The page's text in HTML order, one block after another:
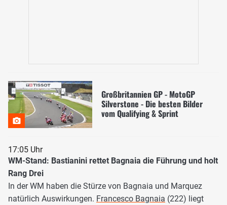
Großbritannien GP - MotoGP
Silverstone - Die besten Bilder
vom Qualifying & Sprint
17:05 Uhr
WM-Stand: Bastianini rettet Bagnaia die Führung und holt
Rang Drei
In der WM haben die Stürze von Bagnaia und Marquez
natürlich Auswirkungen. Francesco Bagnaia (222) liegt